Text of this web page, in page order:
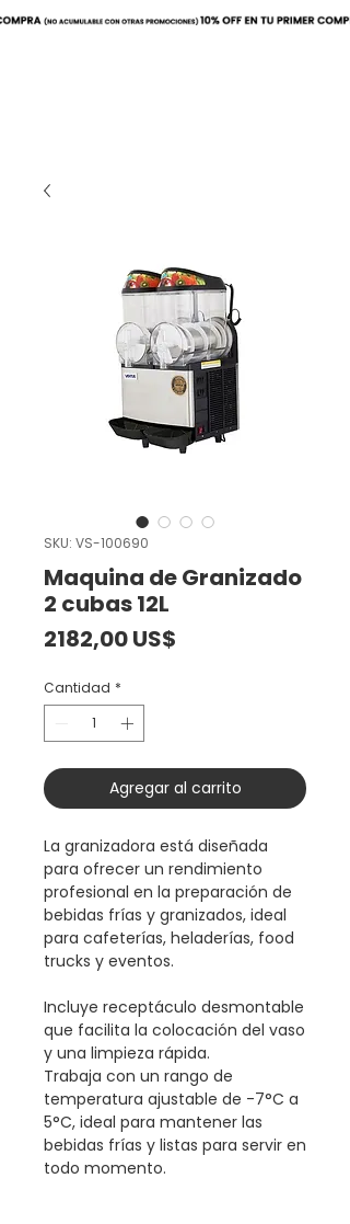
SKU: VS-100690
Maquina de Granizado
2 cubas 12L
2182,00 US$
Cantidad *
Agregar al carrito
La granizadora está diseñada
para ofrecer un rendimiento
profesional en la preparación de
bebidas frías y granizados, ideal
para cafeterías, heladerías, food
trucks y eventos.
Incluye receptáculo desmontable
que facilita la colocación del vaso
y una limpieza rápida.
Trabaja con un rango de
temperatura ajustable de -7°C a
5°C, ideal para mantener las
bebidas frías y listas para servir en
todo momento.